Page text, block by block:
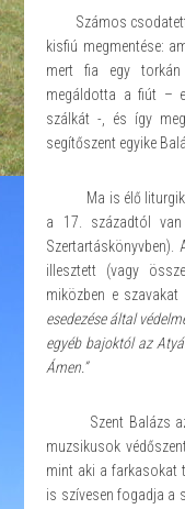
Számos
kisfiú megmentése:
mert fia egy
megáldotta a fiút –
szálkát -, és így
segítőszent egyike
Ma is élő
a 17. századtól
Szertartáskönyvben).
illesztett (vagy
miközben e szavakat
esedezése által
egyéb bajoktól az
Ámen.”
Szent Balázs az
muzsikusok
mint aki a farkasokat
is szívesen fogadja a